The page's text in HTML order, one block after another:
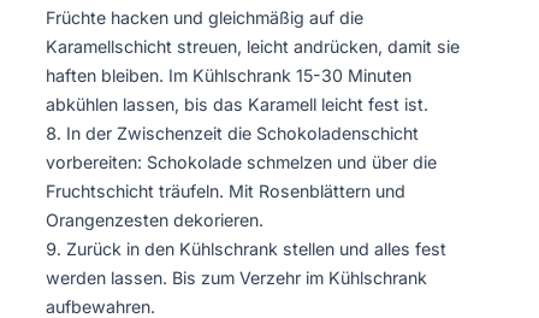
Früchte hacken und gleichmäßig auf die
Karamellschicht streuen, leicht andrücken, damit sie
haften bleiben. Im Kühlschrank 15-30 Minuten
abkühlen lassen, bis das Karamell leicht fest ist.
In der Zwischenzeit die Schokoladenschicht
vorbereiten: Schokolade schmelzen und über die
Fruchtschicht träufeln. Mit Rosenblättern und
Orangenzesten dekorieren.
Zurück in den Kühlschrank stellen und alles fest
werden lassen. Bis zum Verzehr im Kühlschrank
aufbewahren.